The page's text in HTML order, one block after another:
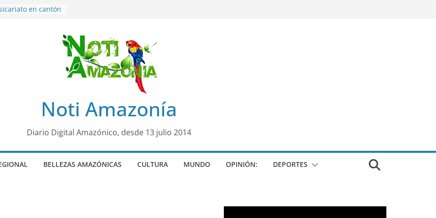
en cantón
Colo de ChileNoti Amazonía
Diario Digital Amazónico, desde 13 julio 2014
BELLEZAS AMAZÓNICAS CULTURA MUNDO OPINIÓN: DEPORTES